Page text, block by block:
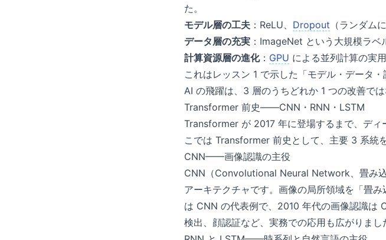
た。
モデル層の工夫 ：ReLU、 Dropout （ランダム
データ層の充実 ：ImageNet という大規模ラベ
計算資源層の進化： GPU による並列計算の実
これはレッスン 1 で示した「モデル・データ
AI の飛躍は、3 層のうちどれか 1 つの改善で
Transformer 前史——CNN・RNN・LSTM
Transformer が 2017 年に登場するまで、ディ
こでは Transformer 前史として、主要 3 系統
CNN——画像認識の主役
CNN（Convolutional Neural Network、畳み
アーキテクチャです。画像の局所領域を「畳
は CNN の代表例で、2010 年代の画像認識は
検出、顔認証など、実務での応用も広がりまし